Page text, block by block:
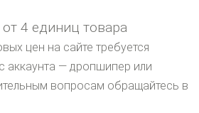
4 единиц товара
цен на сайте требуется
аккаунта — дропшипер или
вопросам обращайтесь в